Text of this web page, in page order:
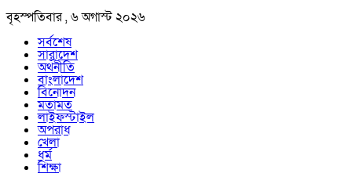
বৃহস্পতিবার , ৬ অগাস্ট ২০২৬
সর্বশেষ
সারাদেশ
অর্থনীতি
বাংলাদেশ
বিনোদন
মতামত
লাইফস্টাইল
অপরাধ
খেলা
ধর্ম
শিক্ষা